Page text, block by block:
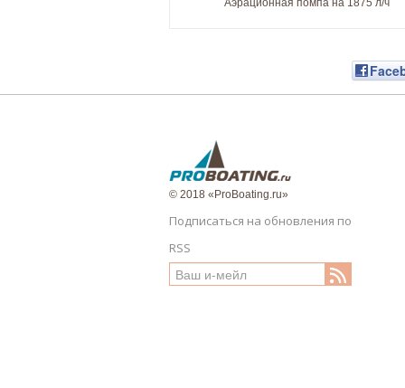
Аэрационная помпа на 1875 л/ч
© 2018 «ProBoating.ru»
Подписаться на обновления по
RSS